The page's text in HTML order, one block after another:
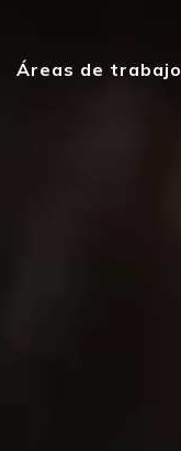
Áreas de trabajo